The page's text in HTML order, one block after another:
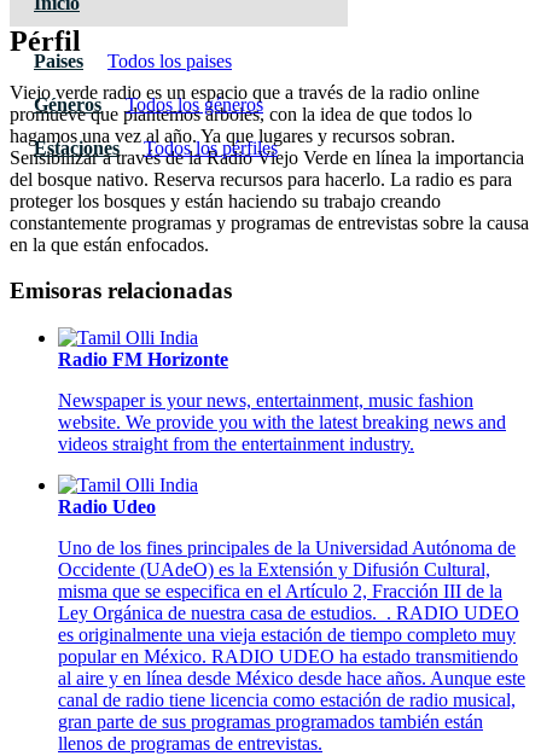
Paises Todos los paises
Géneros Todos los géneros
Estaciones Todos los pérfiles
Pérfil
Viejo verde radio es un espacio que a través de la radio online
promueve que plantemos árboles, con la idea de que todos lo
hagamos una vez al año. Ya que lugares y recursos sobran.
Sensibilizar a través de la Radio Viejo Verde en línea la importancia
del bosque nativo. Reserva recursos para hacerlo. La radio es para
proteger los bosques y están haciendo su trabajo creando
constantemente programas y programas de entrevistas sobre la causa
en la que están enfocados.
Emisoras relacionadas
Radio FM Horizonte
Newspaper is your news, entertainment, music fashion
website. We provide you with the latest breaking news and
videos straight from the entertainment industry.
Radio Udeo
Uno de los fines principales de la Universidad Autónoma de
Occidente (UAdeO) es la Extensión y Difusión Cultural,
misma que se especifica en el Artículo 2, Fracción III de la
Ley Orgánica de nuestra casa de estudios. . RADIO UDEO
es originalmente una vieja estación de tiempo completo muy
popular en México. RADIO UDEO ha estado transmitiendo
al aire y en línea desde México desde hace años. Aunque este
canal de radio tiene licencia como estación de radio musical,
gran parte de sus programas programados también están
llenos de programas de entrevistas.